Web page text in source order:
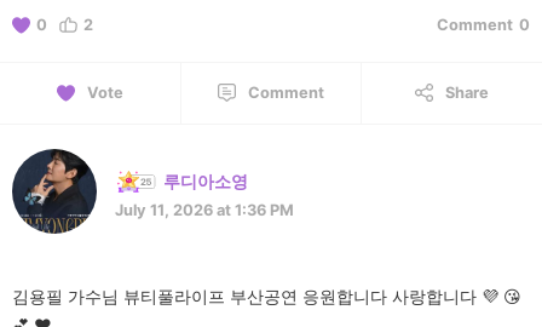
0 2 Comment 0
Vote Comment Share
루디아소영
July 11, 2026 at 1:36 PM
김용필 가수님 뷰티풀라이프 부산공연 응원합니다 사랑합니다 💜 😘